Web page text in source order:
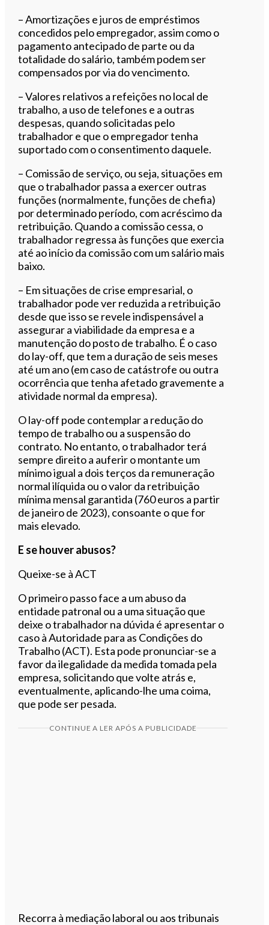
– Amortizações e juros de empréstimos
concedidos pelo empregador, assim como o
pagamento antecipado de parte ou da
totalidade do salário, também podem ser
compensados por via do vencimento.
– Valores relativos a refeições no local de
trabalho, a uso de telefones e a outras
despesas, quando solicitadas pelo
trabalhador e que o empregador tenha
suportado com o consentimento daquele.
– Comissão de serviço, ou seja, situações em
que o trabalhador passa a exercer outras
funções (normalmente, funções de chefia)
por determinado período, com acréscimo da
retribuição. Quando a comissão cessa, o
trabalhador regressa às funções que exercia
até ao início da comissão com um salário mais
baixo.
– Em situações de crise empresarial, o
trabalhador pode ver reduzida a retribuição
desde que isso se revele indispensável a
assegurar a viabilidade da empresa e a
manutenção do posto de trabalho. É o caso
do lay-off, que tem a duração de seis meses
até um ano (em caso de catástrofe ou outra
ocorrência que tenha afetado gravemente a
atividade normal da empresa).
O lay-off pode contemplar a redução do
tempo de trabalho ou a suspensão do
contrato. No entanto, o trabalhador terá
sempre direito a auferir o montante um
mínimo igual a dois terços da remuneração
normal ilíquida ou o valor da retribuição
mínima mensal garantida (760 euros a partir
de janeiro de 2023), consoante o que for
mais elevado.
E se houver abusos?
Queixe-se à ACT
O primeiro passo face a um abuso da
entidade patronal ou a uma situação que
deixe o trabalhador na dúvida é apresentar o
caso à Autoridade para as Condições do
Trabalho (ACT). Esta pode pronunciar-se a
favor da ilegalidade da medida tomada pela
empresa, solicitando que volte atrás e,
eventualmente, aplicando-lhe uma coima,
que pode ser pesada.
CONTINUE A LER APÓS A PUBLICIDADE
Recorra à mediação laboral ou aos tribunais